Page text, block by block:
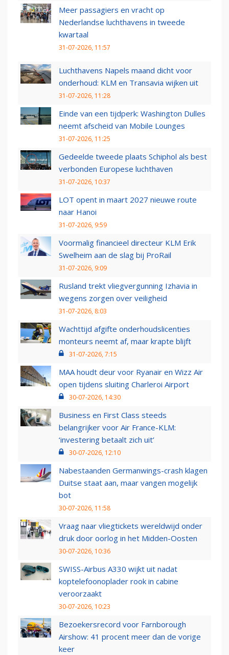
Meer passagiers en vracht op
Nederlandse luchthavens in tweede
kwartaal
31-07-2026, 11:57
Luchthavens Napels maand dicht voor
onderhoud: KLM en Transavia wijken uit
31-07-2026, 11:28
Einde van een tijdperk: Washington Dulles
neemt afscheid van Mobile Lounges
31-07-2026, 11:25
Gedeelde tweede plaats Schiphol als best
verbonden Europese luchthaven
31-07-2026, 10:37
LOT opent in maart 2027 nieuwe route
naar Hanoi
31-07-2026, 9:59
Voormalig financieel directeur KLM Erik
Swelheim aan de slag bij ProRail
31-07-2026, 9:09
Rusland trekt vliegvergunning Izhavia in
wegens zorgen over veiligheid
31-07-2026, 8:03
Wachttijd afgifte onderhoudslicenties
monteurs neemt af, maar krapte blijft
31-07-2026, 7:15
MAA houdt deur voor Ryanair en Wizz Air
open tijdens sluiting Charleroi Airport
30-07-2026, 14:30
Business en First Class steeds
belangrijker voor Air France-KLM:
‘investering betaalt zich uit’
30-07-2026, 12:10
Nabestaanden Germanwings-crash klagen
Duitse staat aan, maar vangen mogelijk
bot
30-07-2026, 11:58
Vraag naar vliegtickets wereldwijd onder
druk door oorlog in het Midden-Oosten
30-07-2026, 10:36
SWISS-Airbus A330 wijkt uit nadat
koptelefoonoplader rook in cabine
veroorzaakt
30-07-2026, 10:23
Bezoekersrecord voor Farnborough
Airshow: 41 procent meer dan de vorige
keer